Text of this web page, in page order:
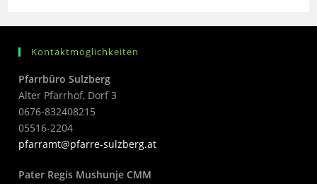
Kontaktmöglichkeiten
Pfarrbüro Sulzberg
Alter Pfarrhof, Dorf 3
0676-832408215
05516-2204
pfarramt@pfarre-sulzberg.at
Pater Regis Mushunje CMM